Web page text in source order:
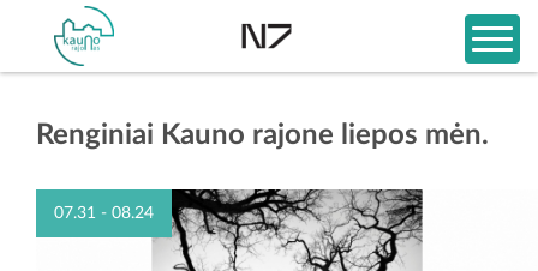
Renginiai Kauno rajone liepos mėn.
07.31 - 08.24